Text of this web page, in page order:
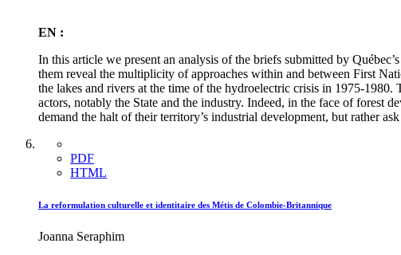
EN :
In this article we present an analysis of the briefs submitted by
them reveal the multiplicity of approaches within and between First
the lakes and rivers at the time of the hydroelectric crisis in 1975-
actors, notably the State and the industry. Indeed, in the face of forest
demand the halt of their territory’s industrial development, but rather
PDF
HTML
La reformulation culturelle et identitaire des Métis de Colombie-Britannique
Joanna Seraphim